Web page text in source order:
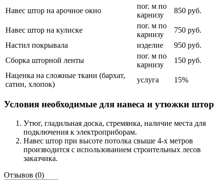
Навес штор на арочное окно
пог. м по
карнизу
850 руб.
Навес штор на кулиске
пог. м по
карнизу
750 руб.
Настил покрывала
изделие
950 руб.
Сборка шторной ленты
пог. м по
карнизу
150 руб.
Наценка на сложные ткани (бархат,
сатин, хлопок)
услуга 15%
Условия необходимые для навеса и утюжки штор
Утюг, гладильная доска, стремянка, наличие места для
подключения к электроприборам.
Навес штор при высоте потолка свыше 4-х метров
производится с использованием строительных лесов
заказчика.
Отзывов (0)